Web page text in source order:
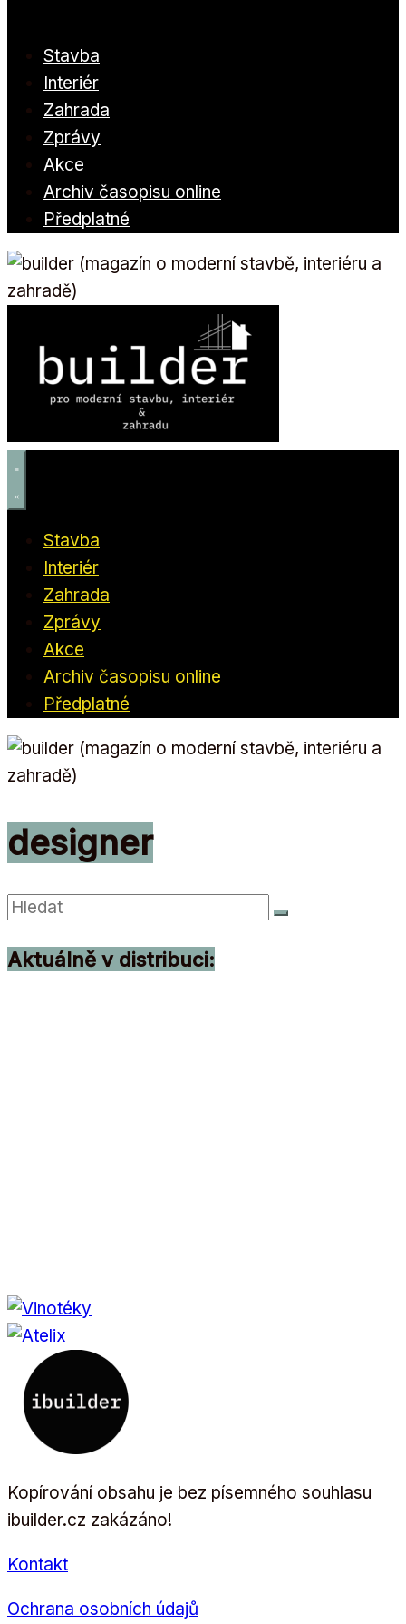
Stavba
Interiér
Zahrada
Zprávy
Akce
Archiv časopisu online
Předplatné
Stavba
Interiér
Zahrada
Zprávy
Akce
Archiv časopisu online
Předplatné
designer
Aktuálně v distribuci:
Kopírování obsahu je bez písemného souhlasu
ibuilder.cz zakázáno!
Kontakt
Ochrana osobních údajů